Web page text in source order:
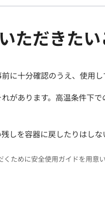
ただきたい
に十分確認のうえ、使用し
があります。高温条件下
しを容器に戻したりはしな
ために安全使用ガイドを用意